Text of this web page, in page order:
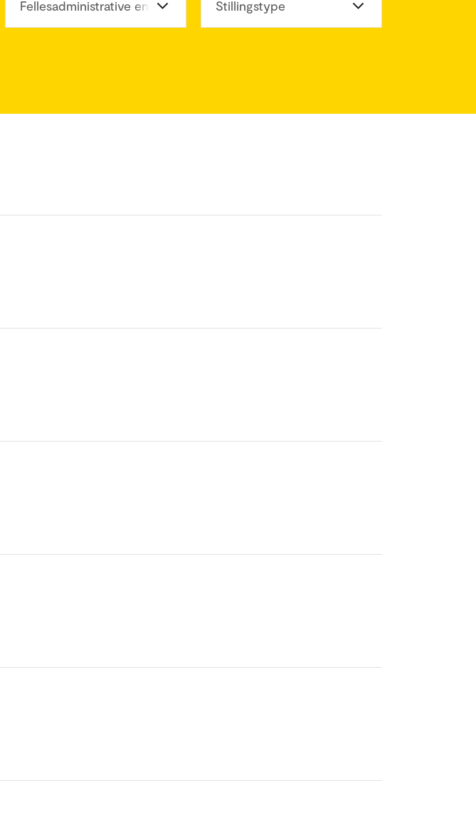
Fellesadministrative enheter Stillingstype